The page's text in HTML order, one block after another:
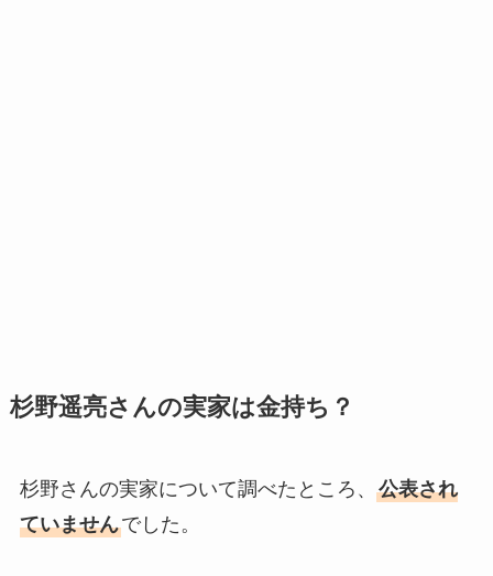
杉野遥亮さんの実家は金持ち？
杉野さんの実家について調べたところ、 公表され
ていませんでした。